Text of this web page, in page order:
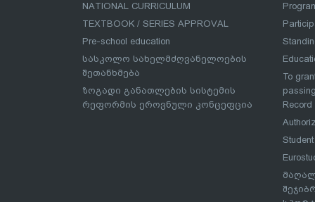
NATIONAL CURRICULUM
TEXTBOOK / SERIES APPROVAL
Pre-school education
სასკოლო სახელმძღვანელოების
შეთანხმება
ზოგადი განათლების სისტემის
რეფორმის ეროვნული კონცეფცია
To